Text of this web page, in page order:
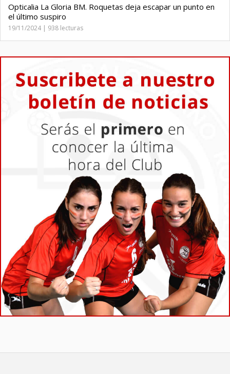
Opticalia La Gloria BM. Roquetas deja escapar un punto en
el último suspiro
19/11/2024 | 938 lecturas